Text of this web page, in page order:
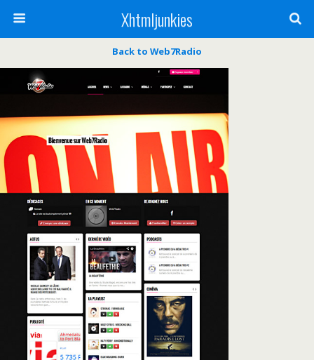
Xhtmljunkies
Back to Web7Radio